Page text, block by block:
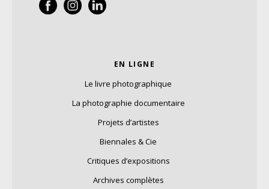
EN LIGNE
Le livre photographique
La photographie documentaire
Projets d’artistes
Biennales & Cie
Critiques d’expositions
Archives complètes